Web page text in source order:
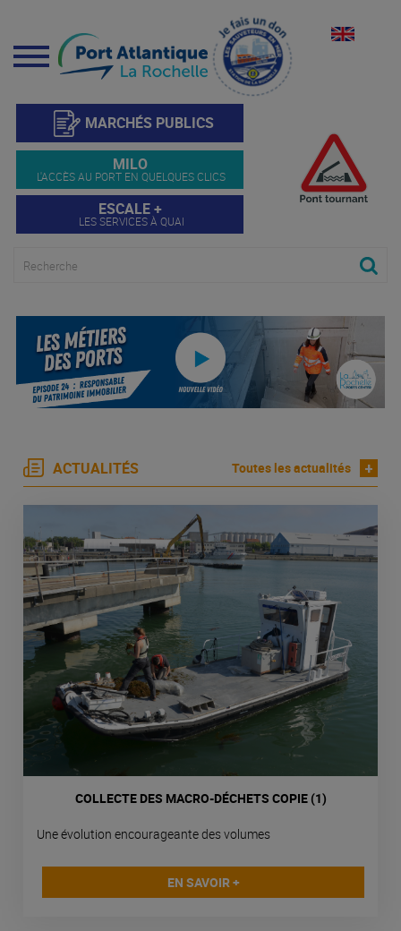
Menu
MARCHÉS PUBLICS
MILO
L'ACCÈS AU PORT EN QUELQUES CLICS
ESCALE +
LES SERVICES À QUAI
ACTUALITÉS Toutes les actualités +
COLLECTE DES MACRO-DÉCHETS COPIE (1)
Une évolution encourageante des volumes
EN SAVOIR +